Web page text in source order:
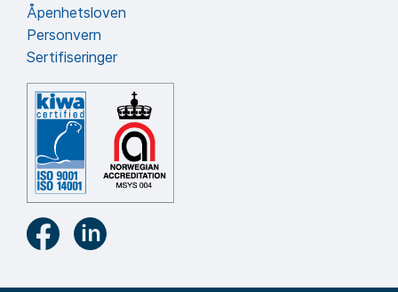
Åpenhetsloven
Personvern
Sertifiseringer